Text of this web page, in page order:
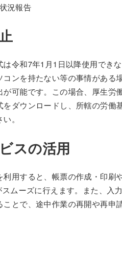
況報告
令和7年1月1日以降使用でき
ンを持たない等の事情がある
可能です。この場合、厚生労
ダウンロードし、所轄の労働
。
スの活用
利用すると、帳票の作成・印刷
ムーズに行えます。また、入
とで、途中作業の再開や再申